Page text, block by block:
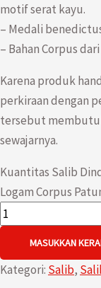
motif serat kayu.
– Medali
– Bahan Corpus
Karena produk
perkiraan dengan
tersebut
sewajarnya.
Kuantitas Salib
Logam Corpus
MASUKKAN
Kategori: Salib,